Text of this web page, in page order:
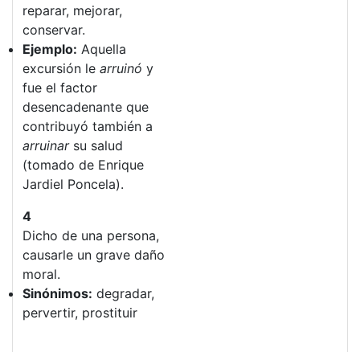
reparar, mejorar,
conservar.
Ejemplo: Aquella
excursión le arruinó y
fue el factor
desencadenante que
contribuyó también a
arruinarsu salud
(tomado de Enrique
Jardiel Poncela).
4
Dicho de una persona,
causarle un grave daño
moral.
Sinónimos: degradar,
pervertir, prostituir